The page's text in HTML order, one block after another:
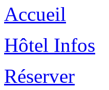
Accueil
Hôtel Infos
Réserver